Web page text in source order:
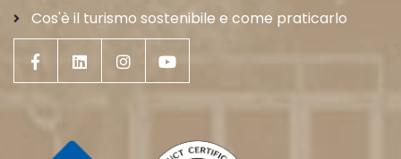
Cos'è il turismo sostenibile e come praticarlo